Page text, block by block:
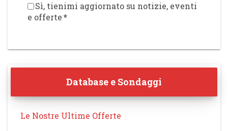
Sì, tienimi aggiornato su notizie, eventi
e offerte*
Database e Sondaggi
Le Nostre Ultime Offerte